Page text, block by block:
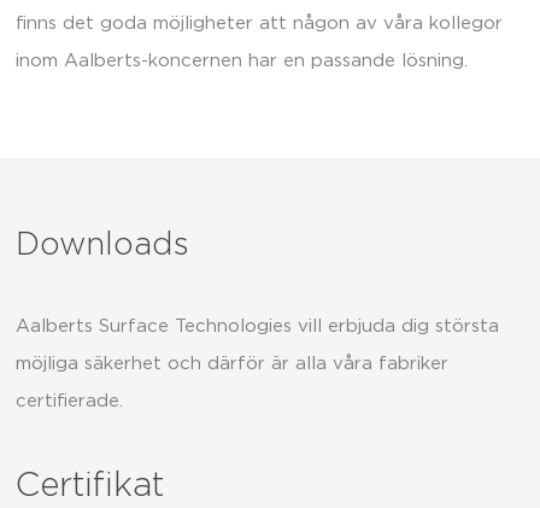
finns det goda möjligheter att någon av våra kollegor
inom Aalberts-koncernen har en passande lösning.
Downloads
Aalberts Surface Technologies vill erbjuda dig största
möjliga säkerhet och därför är alla våra fabriker
certifierade.
Certifikat